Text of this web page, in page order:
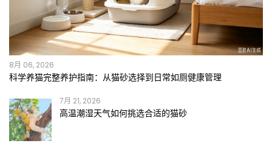
8月 06, 2026
科学养猫完整养护指南：从猫砂选择到日常如厕健康管理
7月 21, 2026
高温潮湿天气如何挑选合适的猫砂